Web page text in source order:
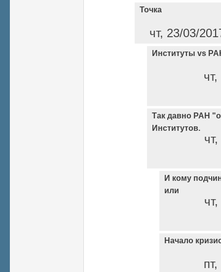
Точка
чт, 23/03/
Институты vs
Так давно РАН
Институтов.
И кому
или
Начало